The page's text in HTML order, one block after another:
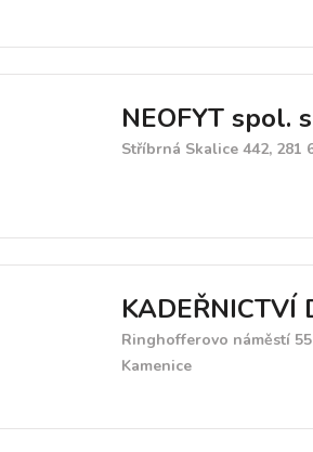
NEOFYT spol.
Stříbrná Skalice 442, 281
KADEŘNICTVÍ
Ringhofferovo náměstí
Kamenice